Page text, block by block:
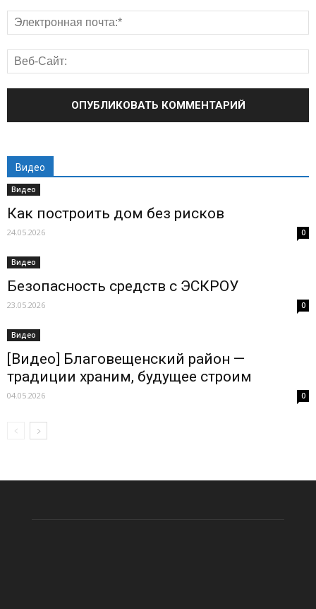
Видео
Видео
Как построить дом без рисков
24.05.2026 0
Видео
Безопасность средств с ЭСКРОУ
23.05.2026 0
Видео
[Видео] Благовещенский район —
традиции храним, будущее строим
04.05.2026 0